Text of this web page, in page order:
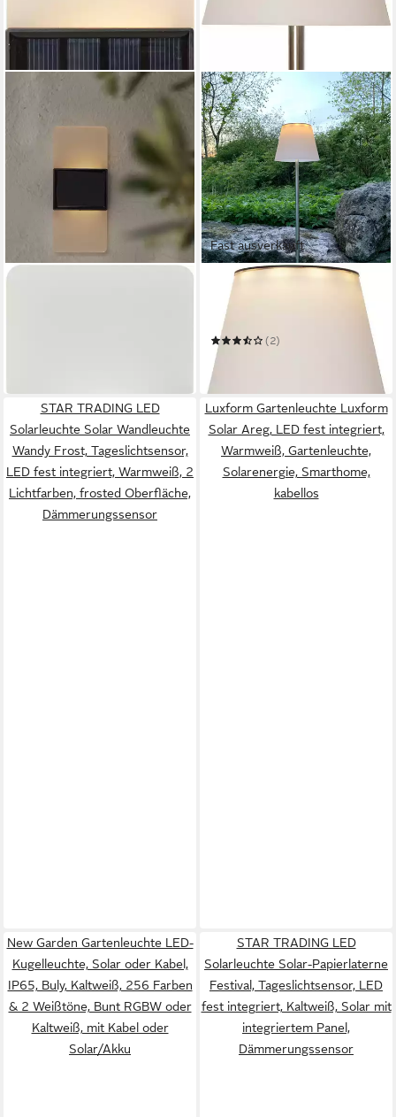
Fast ausverkauft
STAR TRADING
LED Solarleuchte Solarlampe
Solini
(2)
ab 18,90 €
in 2-3 Werktagen bei dir
STAR TRADING LED
Solarleuchte Solar Wandleuchte
Wandy Frost, Tageslichtsensor,
LED fest integriert, Warmweiß, 2
Lichtfarben, frosted Oberfläche,
Dämmerungssensor
Luxform Gartenleuchte Luxform
Solar Areg, LED fest integriert,
Warmweiß, Gartenleuchte,
Solarenergie, Smarthome,
kabellos
New Garden Gartenleuchte LED-
Kugelleuchte, Solar oder Kabel,
IP65, Buly, Kaltweiß, 256 Farben
& 2 Weißtöne, Bunt RGBW oder
Kaltweiß, mit Kabel oder
Solar/Akku
STAR TRADING LED
Solarleuchte Solar-Papierlaterne
Festival, Tageslichtsensor, LED
fest integriert, Kaltweiß, Solar mit
integriertem Panel,
Dämmerungssensor